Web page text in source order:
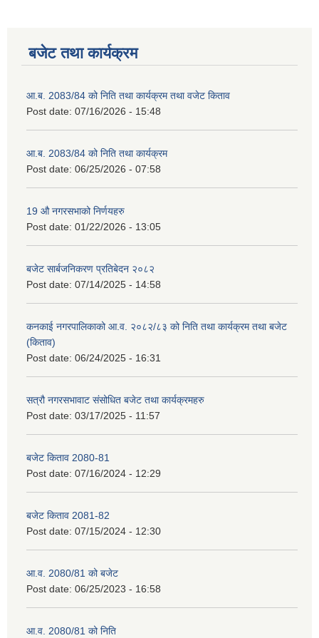
बजेट तथा कार्यक्रम
आ.ब. 2083/84 को निति तथा कार्यक्रम तथा वजेट किताव
Post date: 07/16/2026 - 15:48
आ.ब. 2083/84 को निति तथा कार्यक्रम
Post date: 06/25/2026 - 07:58
19 औ नगरसभाको निर्णयहरु
Post date: 01/22/2026 - 13:05
बजेट सार्बजनिकरण प्रतिबेदन २०८२
Post date: 07/14/2025 - 14:58
कनकाई नगरपालिकाको आ.व. २०८२/८३ को निति तथा कार्यक्रम तथा बजेट
(किताव)
Post date: 06/24/2025 - 16:31
सत्रौ नगरसभावाट संसोधित बजेट तथा कार्यक्रमहरु
Post date: 03/17/2025 - 11:57
बजेट किताव 2080-81
Post date: 07/16/2024 - 12:29
बजेट किताव 2081-82
Post date: 07/15/2024 - 12:30
आ.व. 2080/81 को बजेट
Post date: 06/25/2023 - 16:58
आ.व. 2080/81 को निति